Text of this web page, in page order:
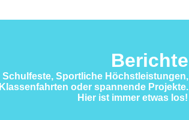
Berichte
Schulfeste, Sportliche Höchstleistungen,
Klassenfahrten oder spannende Projekte.
Hier ist immer etwas los!